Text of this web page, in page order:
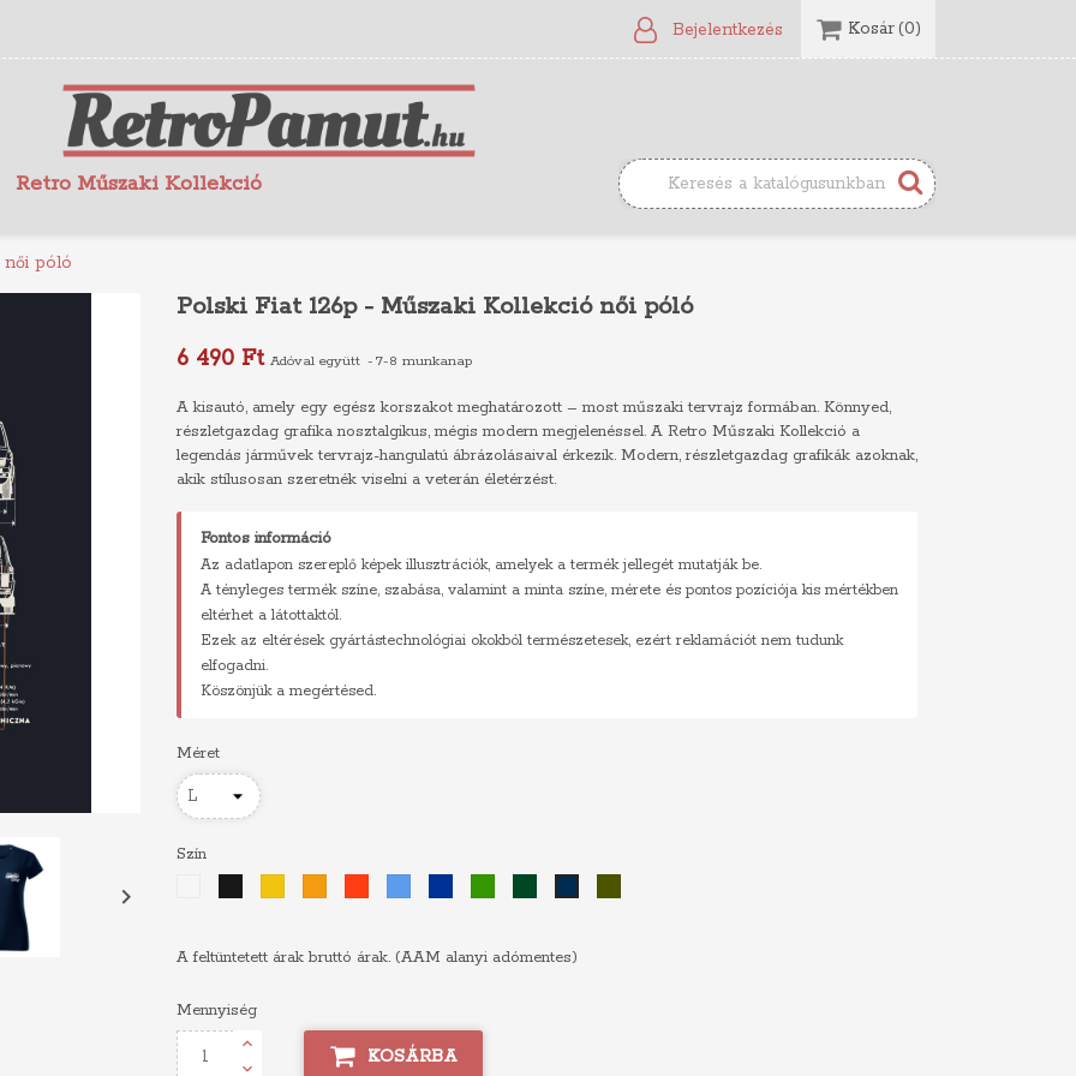
Bejelentkezés Kosár (0)
Retro Műszaki Kollekció
női póló

Polski Fiat 126p - Műszaki Kollekció női póló
6 490 Ft Adóval együtt 7-8 munkanap
A kisautó, amely egy egész korszakot meghatározott – most műszaki tervrajz formában. Könnyed,
részletgazdag grafika nosztalgikus, mégis modern megjelenéssel. A Retro Műszaki Kollekció a
legendás járművek tervrajz-hangulatú ábrázolásaival érkezik. Modern, részletgazdag grafikák azoknak,
akik stílusosan szeretnék viselni a veterán életérzést.
Fontos információ
Az adatlapon szereplő képek illusztrációk, amelyek a termék jellegét mutatják be.
A tényleges termék színe, szabása, valamint a minta színe, mérete és pontos pozíciója kis mértékben
eltérhet a látottaktól.
Ezek az eltérések gyártástechnológiai okokból természetesek, ezért reklamációt nem tudunk
elfogadni.
Köszönjük a megértésed.
Méret
Szín
A feltüntetett árak bruttó árak. (AAM alanyi adómentes)
Mennyiség
KOSÁRBA